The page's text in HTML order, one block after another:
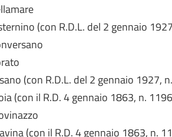
(con R.D.L. del 2 gennaio
(con R.D.L. del 2 gennaio 1927,
(con il R.D. 4 gennaio 1863, n.
(con il R.D. 4 gennaio 1863, n.